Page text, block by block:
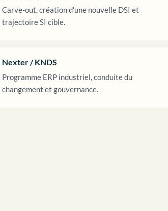
Carve-out, création d’une nouvelle DSI et
trajectoire SI cible.
Nexter / KNDS
Programme ERP industriel, conduite du
changement et gouvernance.